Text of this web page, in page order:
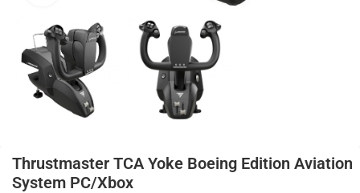
Thrustmaster TCA Yoke Boeing Edition Aviation
System PC/Xbox